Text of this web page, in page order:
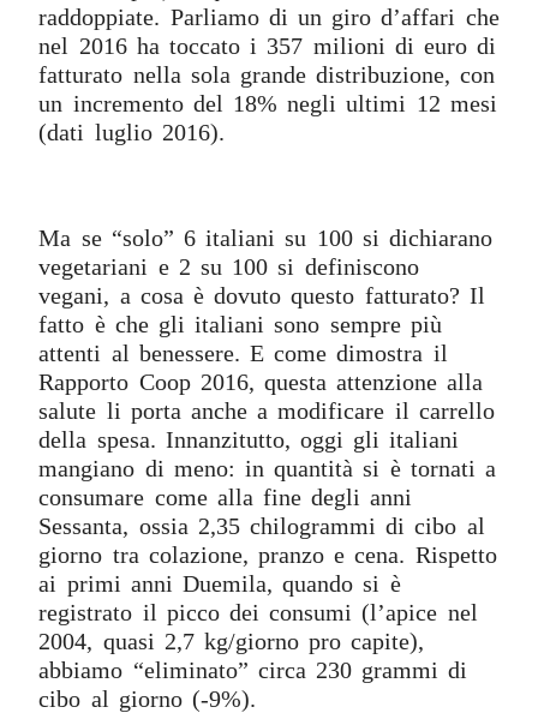
raddoppiate. Parliamo di un giro d’affari che
nel 2016 ha toccato i 357 milioni di euro di
fatturato nella sola grande distribuzione, con
un incremento del 18% negli ultimi 12 mesi
(dati luglio 2016).
Ma se “solo” 6 italiani su 100 si dichiarano
vegetariani e 2 su 100 si definiscono
vegani, a cosa è dovuto questo fatturato? Il
fatto è che gli italiani sono sempre più
attenti al benessere. E come dimostra il
Rapporto Coop 2016, questa attenzione alla
salute li porta anche a modificare il carrello
della spesa. Innanzitutto, oggi gli italiani
mangiano di meno: in quantità si è tornati a
consumare come alla fine degli anni
Sessanta, ossia 2,35 chilogrammi di cibo al
giorno tra colazione, pranzo e cena. Rispetto
ai primi anni Duemila, quando si è
registrato il picco dei consumi (l’apice nel
2004, quasi 2,7 kg/giorno pro capite),
abbiamo “eliminato” circa 230 grammi di
cibo al giorno (-9%).